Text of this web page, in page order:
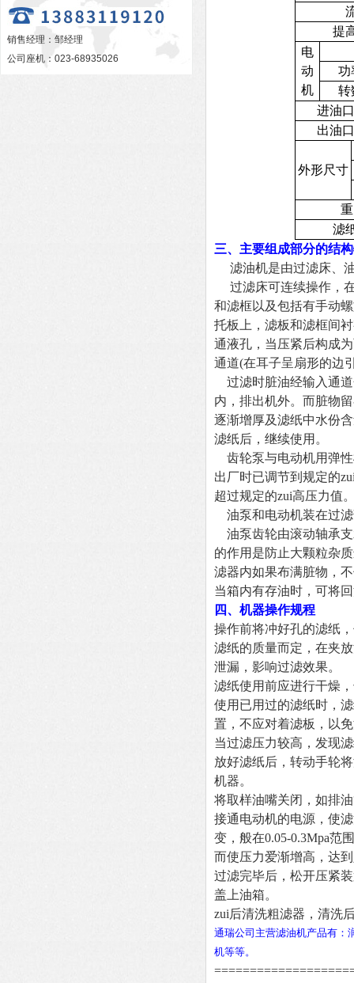
销售经理：邹经理
公司座机：023-68935026
提
电
动
机
功
转
进油
出油
外形尺寸
重
滤
三、主要组成部分的结
滤油机是由过滤床、
过滤床可连续操作，
和滤框以及包括有手动
托板上，滤板和滤框间
通液孔，当压紧后构成
通道(在耳子呈扇形的边
过滤时脏油经输入通道
内，排出机外。而脏物
逐渐增厚及滤纸中水份
滤纸后，继续使用。
齿轮泵与电动机用弹性
出厂时已调节到规定的
超过规定的zui高压力值
油泵和电动机装在过滤
油泵齿轮由滚动轴承支
的作用是防止大颗粒杂
滤器内如果布满脏物，
当箱内有存油时，可将
四、机器操作规程
操作前将冲好孔的滤纸
滤纸的质量而定，在夹
泄漏，影响过滤效果。
滤纸使用前应进行干燥
使用已用过的滤纸时，
置，不应对着滤板，以
当过滤压力较高，发现
放好滤纸后，转动手轮
机器。
将取样油嘴关闭，如排
接通电动机的电源，使
变，般在0.05-0.3Mpa范
而使压力爱渐增高，达
过滤完毕后，松开压紧
盖上油箱。
zui后清洗粗滤器，清洗
通瑞公司主营滤油机产品有：
机等等。